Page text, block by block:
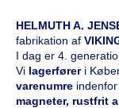
HELMUTH A.
fabrikation af
I dag er 4.
Vi lagerfører i
varenumre indenfor
magneter, rustfrit